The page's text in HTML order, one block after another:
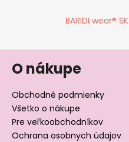
BARIDI wear® SK
O nákupe
Obchodné podmienky
Všetko o nákupe
Pre veľkoobchodníkov
Ochrana osobnych údajov